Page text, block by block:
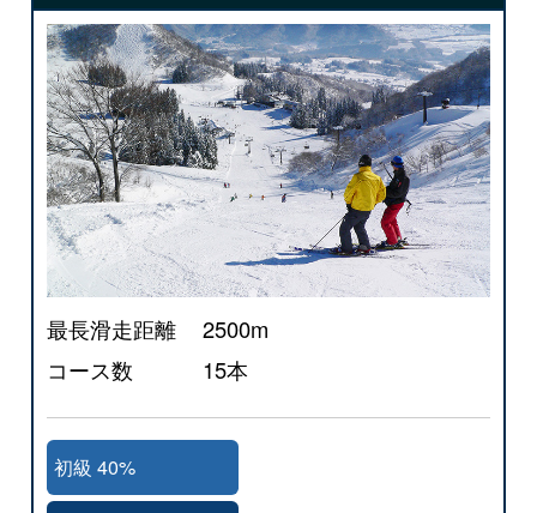
最長滑走距離
2500m
コース数
15本
初級 40%